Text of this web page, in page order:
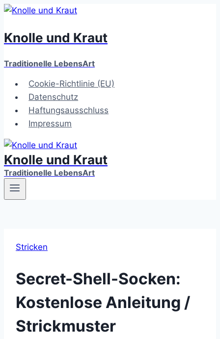
Zum
springen
Knolle und Kraut
Traditionelle LebensArt
Cookie-Richtlinie (EU)
Datenschutz
Haftungsausschluss
Impressum
Knolle und Kraut
Traditionelle LebensArt
Stricken
Secret-Shell-Socken:
Kostenlose Anleitung /
Strickmuster